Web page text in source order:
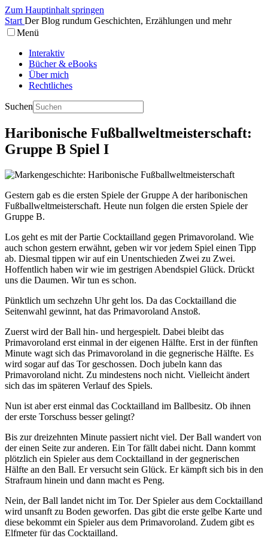
Zum Hauptinhalt springen
Start Der Blog rundum Geschichten, Erzählungen und mehr
Menü
Interaktiv
Bücher & eBooks
Über mich
Rechtliches
Suchen
Haribonische Fußballweltmeisterschaft:
Gruppe B Spiel I
Gestern gab es die ersten Spiele der Gruppe A der haribonischen
Fußballweltmeisterschaft. Heute nun folgen die ersten Spiele der
Gruppe B.
Los geht es mit der Partie Cocktailland gegen Primavoroland. Wie
auch schon gestern erwähnt, geben wir vor jedem Spiel einen Tipp
ab. Diesmal tippen wir auf ein Unentschieden Zwei zu Zwei.
Hoffentlich haben wir wie im gestrigen Abendspiel Glück. Drückt
uns die Daumen. Wir tun es schon.
Pünktlich um sechzehn Uhr geht los. Da das Cocktailland die
Seitenwahl gewinnt, hat das Primavoroland Anstoß.
Zuerst wird der Ball hin- und hergespielt. Dabei bleibt das
Primavoroland erst einmal in der eigenen Hälfte. Erst in der fünften
Minute wagt sich das Primavoroland in die gegnerische Hälfte. Es
wird sogar auf das Tor geschossen. Doch jubeln kann das
Primavoroland nicht. Zu mindestens noch nicht. Vielleicht ändert
sich das im späteren Verlauf des Spiels.
Nun ist aber erst einmal das Cocktailland im Ballbesitz. Ob ihnen
der erste Torschuss besser gelingt?
Bis zur dreizehnten Minute passiert nicht viel. Der Ball wandert von
der einen Seite zur anderen. Ein Tor fällt dabei nicht. Dann kommt
plötzlich ein Spieler aus dem Cocktailland in der gegnerischen
Hälfte an den Ball. Er versucht sein Glück. Er kämpft sich bis in den
Strafraum hinein und dann macht es Peng.
Nein, der Ball landet nicht im Tor. Der Spieler aus dem Cocktailland
wird unsanft zu Boden geworfen. Das gibt die erste gelbe Karte und
diese bekommt ein Spieler aus dem Primavoroland. Zudem gibt es
Elfmeter für das Cocktailland.